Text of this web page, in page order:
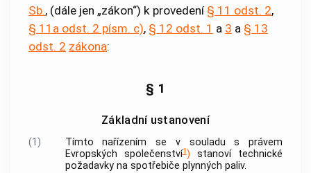
Sb., (dále jen „zákon“) k provedení § 11 odst. 2,
§ 11a odst. 2 písm. c), § 12 odst. 1 a 3 a § 13
odst. 2 zákona:
§ 1
Základní ustanovení
(1)
Tímto nařízením se v souladu s právem
Evropských společenství1) stanoví technické
požadavky na spotřebiče plynných paliv.